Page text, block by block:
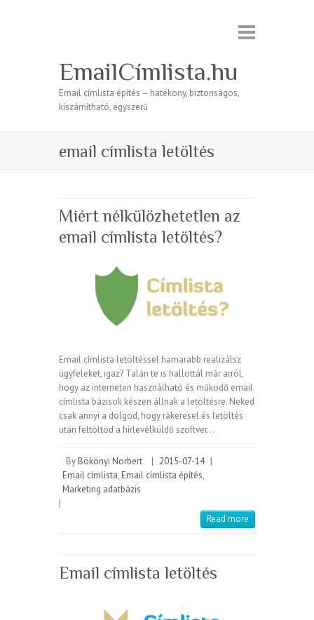
EmailCímlista.hu
Email címlista építés – hatékony, biztonságos,
kiszámítható, egyszerű
email címlista letöltés
Miért nélkülözhetetlen az
email címlista letöltés?
Email címlista letöltéssel hamarabb realizálsz
ügyfeleket, igaz? Talán te is hallottál már arról,
hogy az interneten használható és működő email
címlista bázisok készen állnak a letöltésre. Neked
csak annyi a dolgod, hogy rákeresel és letöltés
után feltöltöd a hírlevélküldő szoftver…
By Bökönyi Norbert | 2015-07-14 |
Email címlista, Email címlista építés,
Marketing adatbázis
|
Read more
Email címlista letöltés